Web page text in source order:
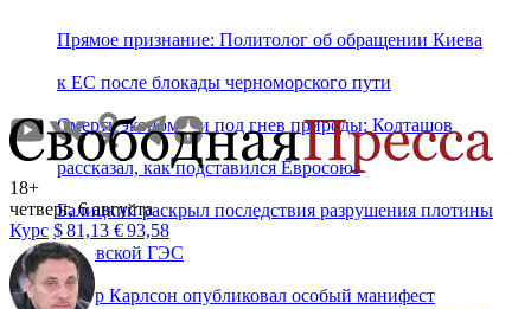
Прямое признание: Политолог об обращении Киева
к ЕС после блокады черноморского пути
Смерть экономики под гнев природы: Колташов
рассказал, как подставился Евросоюз
Балицкий раскрыл последствия разрушения плотины
Каховской ГЭС
Такер Карлсон опубликовал особый манифест
18+
четверг, 6 августа
Курс $81,13 €93,58